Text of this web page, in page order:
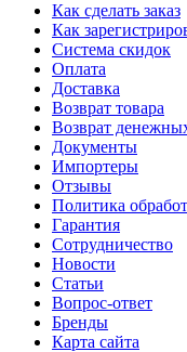
Как сделать заказ
Как
Система скидок
Оплата
Доставка
Возврат товара
Возврат
Документы
Импортеры
Отзывы
Политика
Гарантия
Сотрудничество
Новости
Статьи
Вопрос-ответ
Бренды
Карта сайта